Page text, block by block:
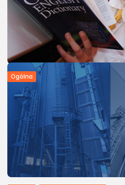
Ogólna
Efektywne metody
angielskiego
Efektywna nauka języka
wyzwaniem, ale jednocześnie
przygodę, która otwiera przed
– zarówno w życiu zawodowym,
wiele metod i...
PUBLIKACJA: REDAKCJA 7